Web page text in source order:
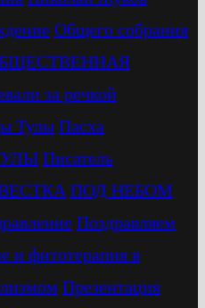
Общего собрания
за речкой
Тулы Пасха
Писатель
ПОД НЕБОМ
Поздравляем
и фитотерапия в
Презентация